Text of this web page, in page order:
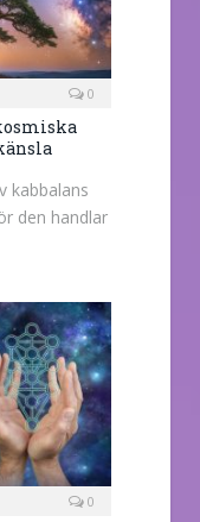
0
kabbalans
den handlar
0